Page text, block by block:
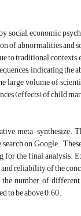
social, economic,
abnormalities and
to traditional
indicating
large volume of
(effects) of child
meta-synthesize.
on Google.
the final analysis.
reliability of the
number of
to be above 0.60.